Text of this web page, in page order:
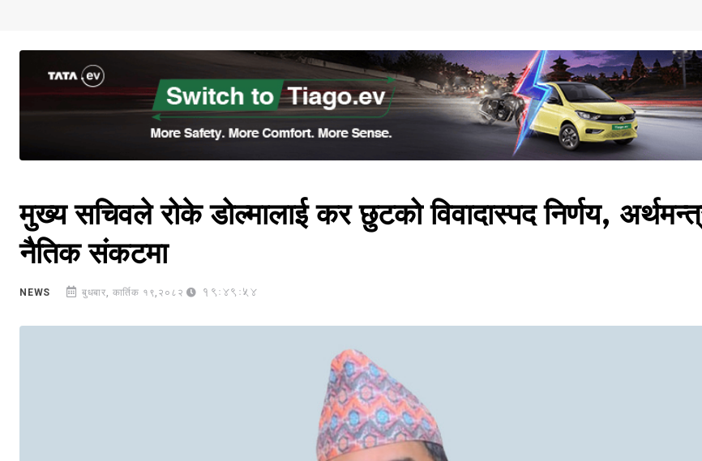
मुख्य सचिवले रोके डोल्मालाई कर छुटको विवादास्पद निर्णय,
नैतिक संकटमा
NEWS बुधबार, कार्तिक १९,२०८२ 19:49:54